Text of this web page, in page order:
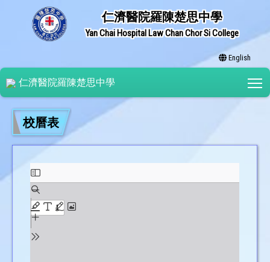
仁濟醫院羅陳楚思中學
Yan Chai Hospital Law Chan Chor Si College
English
仁濟醫院羅陳楚思中學
校曆表